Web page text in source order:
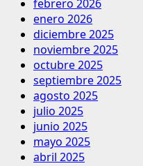
febrero 2026
enero 2026
diciembre 2025
noviembre 2025
octubre 2025
septiembre 2025
agosto 2025
julio 2025
junio 2025
mayo 2025
abril 2025